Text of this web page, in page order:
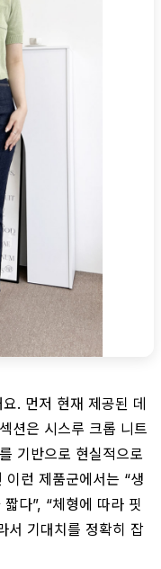
. 먼저 현재 제공된 데
션은 시스루 크롭 니트
기반으로 현실적으로
런 제품군에서는 “생
다”, “체형에 따라 핏
서 기대치를 정확히 잡